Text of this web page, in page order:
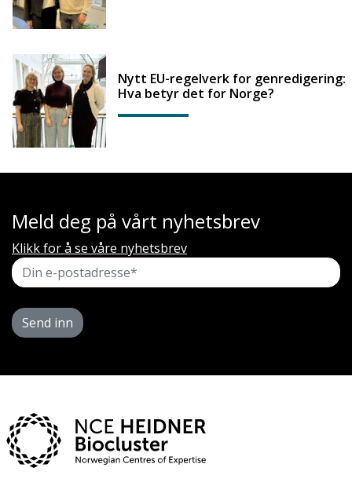
Nytt EU-regelverk for genredigering:
Hva betyr det for Norge?
Meld deg på vårt nyhetsbrev
Klikk for å se våre nyhetsbrev
Send inn